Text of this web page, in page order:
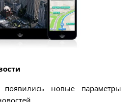
новые параметры